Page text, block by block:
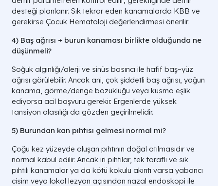
desteği planlanır. Sık tekrar eden kanamalarda KBB ve
gerekirse Çocuk Hematoloji değerlendirmesi önerilir.
4) Baş ağrısı + burun kanaması birlikte olduğunda ne
düşünmeli?
Soğuk algınlığı/alerji ve sinüs basıncı ile hafif baş–yüz
ağrısı görülebilir. Ancak ani, çok şiddetli baş ağrısı, yoğun
kanama, görme/denge bozukluğu veya kusma eşlik
ediyorsa acil başvuru gerekir. Ergenlerde yüksek
tansiyon olasılığı da gözden geçirilmelidir.
5) Burundan kan pıhtısı gelmesi normal mi?
Çoğu kez yüzeyde oluşan pıhtının doğal atılmasıdır ve
normal kabul edilir. Ancak iri pıhtılar, tek taraflı ve sık
pıhtılı kanamalar ya da kötü kokulu akıntı varsa yabancı
cisim veya lokal lezyon açısından nazal endoskopi ile